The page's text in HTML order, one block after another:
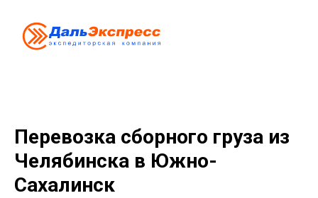
Перевозка сборного груза из
Челябинска в Южно-
Сахалинск